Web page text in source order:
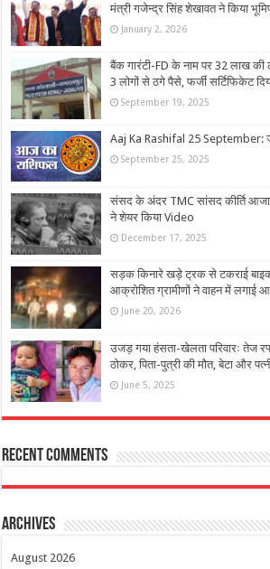
मंत्री गजेन्द्र सिंह शेखावत ने किया
January 2, 2026
बैंक गारंटी-FD के नाम पर 32 लाख
3 लोगों से ठगे पैसे, फर्जी सर्टिफिकेट
September 19, 2025
Aaj Ka Rashifal 25 September:
September 25, 2025
संसद के अंदर TMC सांसद कीर्ति
ने शेयर किया Video
December 17, 2025
सड़क किनारे खड़े ट्रक से टकराई
आक्रोशित ग्रामीणों ने वाहन में लगाई
June 20, 2026
उजड़ गया हंसता-खेलता परिवारः तेज
ठोकर, पिता-पुत्री की मौत, बेटा और
June 5, 2025
Recent Comments
Archives
August 2026